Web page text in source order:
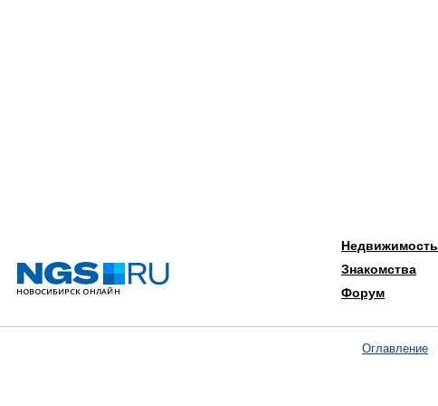
Недвижимость
Знакомства
Форум
Оглавление